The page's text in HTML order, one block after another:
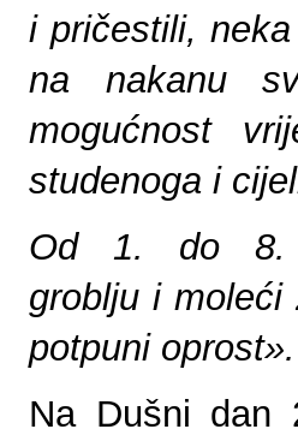
i pričestili,
na nakanu
mogućnost
studenoga i
Od 1. do 8.
groblju i moleći
potpuni oprost».
Na Dušni dan